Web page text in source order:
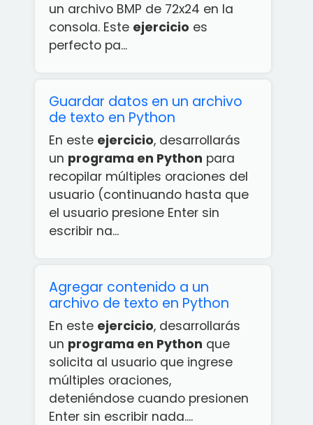
un archivo BMP de 72x24 en la
consola. Este ejercicio es
perfecto pa...
Guardar datos en un archivo
de texto en Python
En este ejercicio, desarrollarás
un programa en Python para
recopilar múltiples oraciones del
usuario (continuando hasta que
el usuario presione Enter sin
escribir na...
Agregar contenido a un
archivo de texto en Python
En este ejercicio, desarrollarás
un programa en Python que
solicita al usuario que ingrese
múltiples oraciones,
deteniéndose cuando presionen
Enter sin escribir nada....